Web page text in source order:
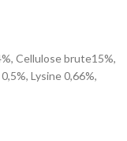
Cellulose brute15%,
Lysine 0,66%,